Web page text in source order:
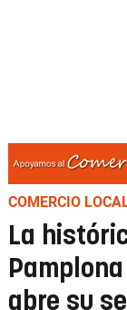
COMERCIO
La
abre su